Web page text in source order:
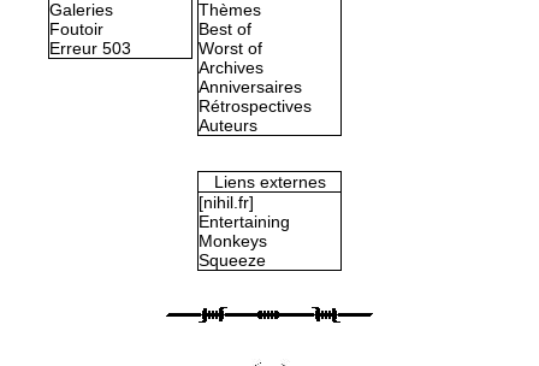
Galeries
Foutoir
Erreur 503
Thèmes
Best of
Worst of
Archives
Anniversaires
Rétrospectives
Auteurs
Liens externes
[nihil.fr]
Entertaining
Monkeys
Squeeze